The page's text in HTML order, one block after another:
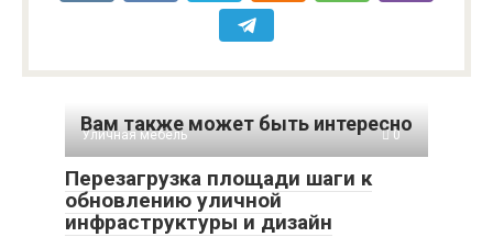
Вам также может быть интересно
Уличная мебель 0
Перезагрузка площади шаги к
обновлению уличной
инфраструктуры и дизайн